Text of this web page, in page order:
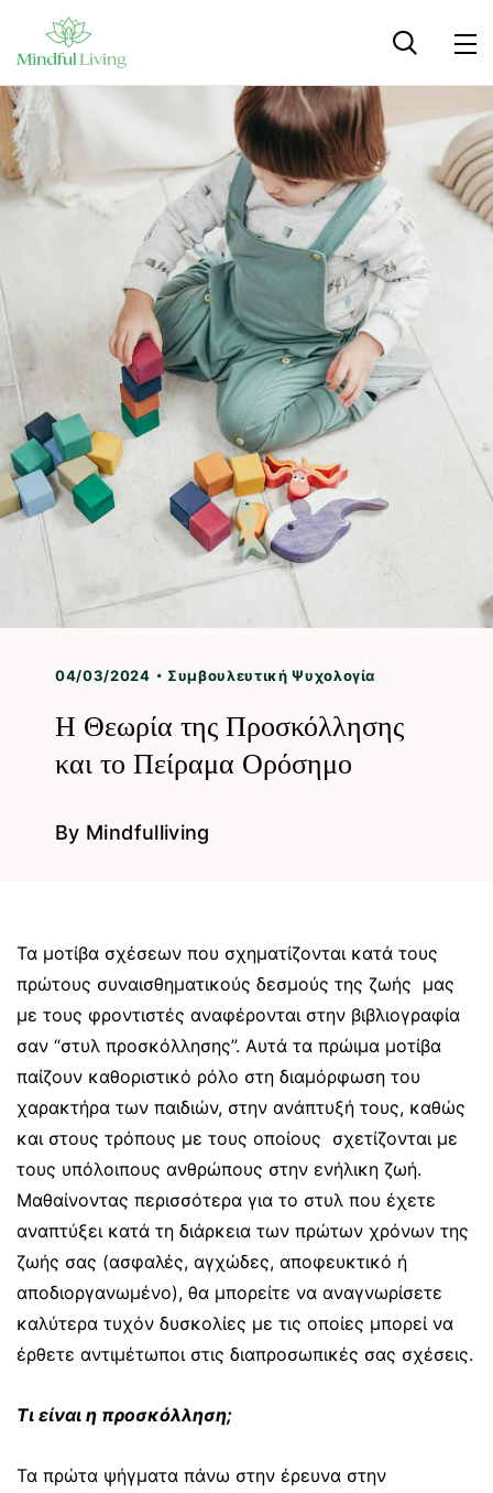
04/03/2024 Συμβουλευτική Ψυχολογία
Η Θεωρία της Προσκόλλησης
και το Πείραμα Ορόσημο
By Mindfulliving
Τα μοτίβα σχέσεων που σχηματίζονται κατά τους
πρώτους συναισθηματικούς δεσμούς της ζωής μας
με τους φροντιστές αναφέρονται στην βιβλιογραφία
σαν “στυλ προσκόλλησης”. Αυτά τα πρώιμα μοτίβα
παίζουν καθοριστικό ρόλο στη διαμόρφωση του
χαρακτήρα των παιδιών, στην ανάπτυξή τους, καθώς
και στους τρόπους με τους οποίους σχετίζονται με
τους υπόλοιπους ανθρώπους στην ενήλικη ζωή.
Μαθαίνοντας περισσότερα για το στυλ που έχετε
αναπτύξει κατά τη διάρκεια των πρώτων χρόνων της
ζωής σας (ασφαλές, αγχώδες, αποφευκτικό ή
αποδιοργανωμένο), θα μπορείτε να αναγνωρίσετε
καλύτερα τυχόν δυσκολίες με τις οποίες μπορεί να
έρθετε αντιμέτωποι στις διαπροσωπικές σας σχέσεις.
Τι είναι η προσκόλληση;
Τα πρώτα ψήγματα πάνω στην έρευνα στην